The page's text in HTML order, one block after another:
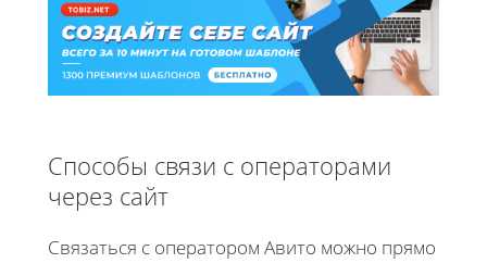
Способы связи с операторами
через сайт
Связаться с оператором Авито можно прямо